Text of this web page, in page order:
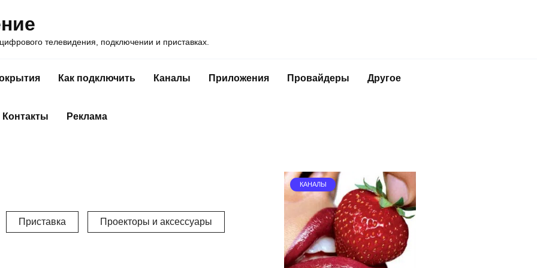
телевидения, подключении и приставках.
Как подключить Каналы Приложения Провайдеры Другое
Контакты Реклама
Приставка Проекторы и аксессуары
КАНАЛЫ